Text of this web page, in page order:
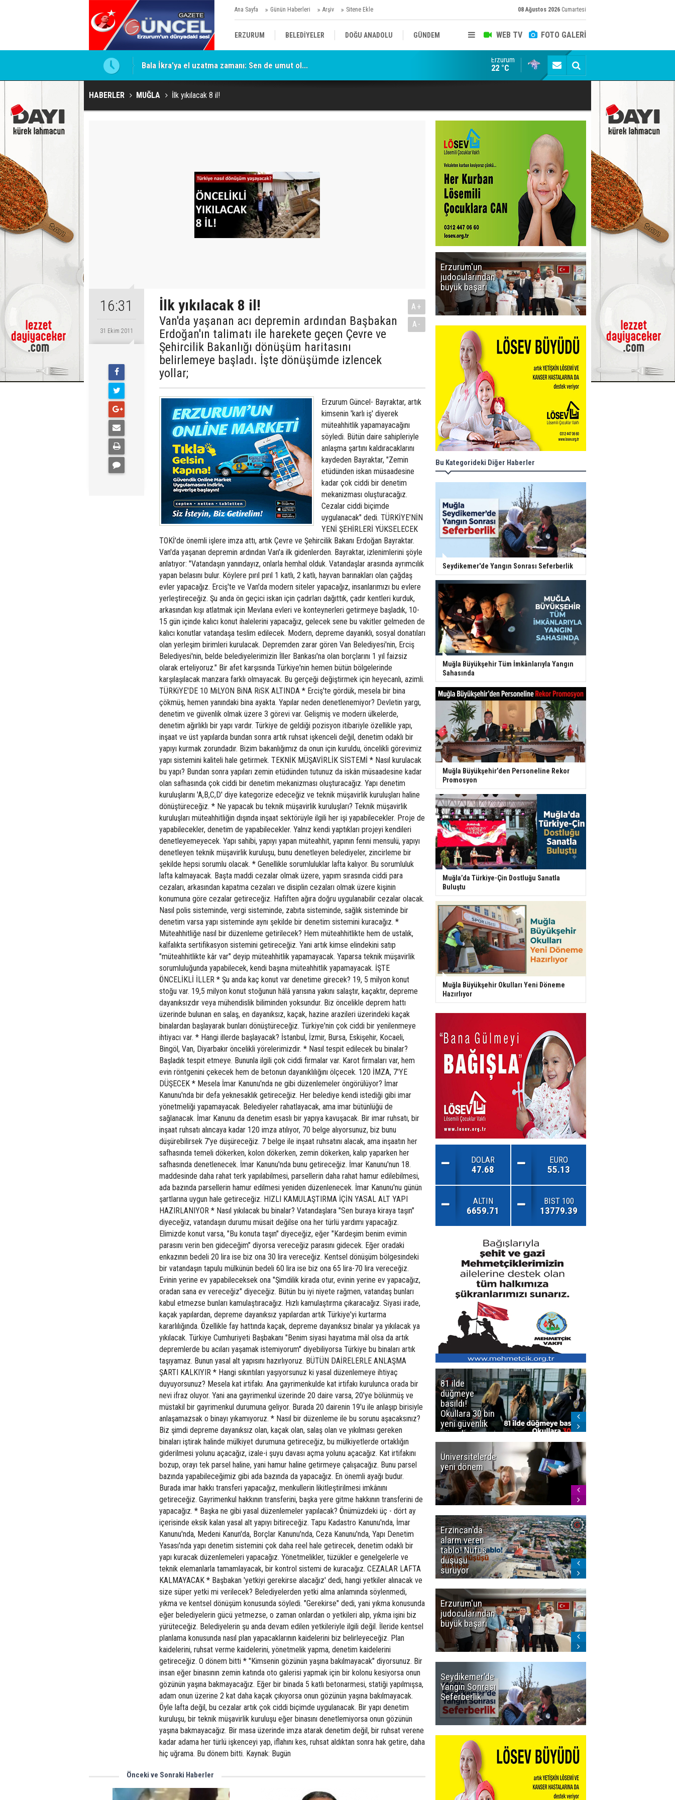
Ana Sayfa Günün Haberleri Arşiv Sitene Ekle 08 Ağustos 2026 Cumartesi
WEB TV FOTO GALERİ
ERZURUM BELEDİYELER DOĞU ANADOLU GÜNDEM
SİYASET AFAD/ SAVAŞ
Bala İkra'ya el uzatma zamanı: Sen de umut ol... ADALET BAKANI AKIN GÜRLEK'E AÇIK İHBAR!
Erzurum
22 °C
HABERLER MUĞLA İlk yıkılacak 8 il!
16:31
31 Ekim 2011
İlk yıkılacak 8 il!
Van'da yaşanan acı depremin ardından Başbakan
Erdoğan'ın talimatı ile harekete geçen Çevre ve
Şehircilik Bakanlığı dönüşüm haritasını
belirlemeye başladı. İşte dönüşümde izlencek
yollar;
A+
A-
Erzurum Güncel- Bayraktar, artık
kimsenin 'karlı iş' diyerek
müteahhitlik yapamayacağını
söyledi. Bütün daire sahipleriyle
anlaşma şartını kaldıracaklarını
kaydeden Bayraktar, "Zemin
etüdünden iskan müsaadesine
kadar çok ciddi bir denetim
mekanizması oluşturacağız.
Cezalar ciddi biçimde
uygulanacak" dedi. TÜRKİYE'NİN
YENİ ŞEHİRLERİ YÜKSELECEK
TOKİ'de önemli işlere imza attı, artık Çevre ve Şehircilik Bakanı Erdoğan Bayraktar.
Van'da yaşanan depremin ardından Van'a ilk gidenlerden. Bayraktar, izlenimlerini şöyle
anlatıyor: "Vatandaşın yanındayız, onlarla hemhal olduk. Vatandaşlar arasında ayrımcılık
yapan belasını bulur. Köylere pırıl pırıl 1 katlı, 2 katlı, hayvan barınakları olan çağdaş
evler yapacağız. Erciş'te ve Van'da modern siteler yapacağız, insanlarımızı bu evlere
yerleştireceğiz. Şu anda ön geçici iskan için çadırları dağıttık, çadır kentleri kurduk,
arkasından kışı atlatmak için Mevlana evleri ve konteynerleri getirmeye başladık, 10-
15 gün içinde kalıcı konut ihalelerini yapacağız, gelecek sene bu vakitler gelmeden de
kalıcı konutlar vatandaşa teslim edilecek. Modern, depreme dayanıklı, sosyal donatıları
olan yerleşim birimleri kurulacak. Depremden zarar gören Van Belediyesi'nin, Erciş
Belediyesi'nin, belde belediyelerimizin İller Bankası'na olan borçlarını 1 yıl faizsiz
olarak erteliyoruz." Bir afet karşısında Türkiye'nin hemen bütün bölgelerinde
karşılaşılacak manzara farklı olmayacak. Bu gerçeği değiştirmek için heyecanlı, azimli.
TÜRKiYE'DE 10 MiLYON BiNA RiSK ALTINDA * Erciş'te gördük, mesela bir bina
çökmüş, hemen yanındaki bina ayakta. Yapılar neden denetlenemiyor? Devletin yargı,
denetim ve güvenlik olmak üzere 3 görevi var. Gelişmiş ve modern ülkelerde,
denetim ağırlıklı bir yapı vardır. Türkiye de geldiği pozisyon itibariyle özellikle yapı,
inşaat ve üst yapılarda bundan sonra artık ruhsat işkenceli değil, denetim odaklı bir
yapıyı kurmak zorundadır. Bizim bakanlığımız da onun için kuruldu, öncelikli görevimiz
yapı sistemini kaliteli hale getirmek. TEKNİK MÜŞAVİRLİK SİSTEMİ * Nasıl kurulacak
bu yapı? Bundan sonra yapıları zemin etüdünden tutunuz da iskân müsaadesine kadar
olan safhasında çok ciddi bir denetim mekanizması oluşturacağız. Yapı denetim
kuruluşlarını 'A,B,C,D' diye kategorize edeceğiz ve teknik müşavirlik kuruluşları haline
dönüştüreceğiz. * Ne yapacak bu teknik müşavirlik kuruluşları? Teknik müşavirlik
kuruluşları müteahhitliğin dışında inşaat sektörüyle ilgili her işi yapabilecekler. Proje de
yapabilecekler, denetim de yapabilecekler. Yalnız kendi yaptıkları projeyi kendileri
denetleyemeyecek. Yapı sahibi, yapıyı yapan müteahhit, yapının fenni mensulü, yapıyı
denetleyen teknik müşavirlik kuruluşu, bunu denetleyen belediyeler, zincirleme bir
şekilde hepsi sorumlu olacak. * Genellikle sorumluluklar lafta kalıyor. Bu sorumluluk
lafta kalmayacak. Başta maddi cezalar olmak üzere, yapım sırasında ciddi para
cezaları, arkasından kapatma cezaları ve disiplin cezaları olmak üzere kişinin
konumuna göre cezalar getireceğiz. Hafiften ağıra doğru uygulanabilir cezalar olacak.
Nasıl polis sisteminde, vergi sisteminde, zabıta sisteminde, sağlık sisteminde bir
denetim varsa yapı sisteminde aynı şekilde bir denetim sistemini kuracağız. *
Müteahhitliğe nasıl bir düzenleme getirilecek? Hem müteahhitlikte hem de ustalık,
kalfalıkta sertifikasyon sistemini getireceğiz. Yani artık kimse elindekini satıp
"müteahhitlikte kâr var" deyip müteahhitlik yapamayacak. Yaparsa teknik müşavirlik
sorumluluğunda yapabilecek, kendi başına müteahhitlik yapamayacak. İŞTE
ÖNCELİKLİ İLLER * Şu anda kaç konut var denetime girecek? 19, 5 milyon konut
stoğu var. 19,5 milyon konut stoğunun hâlâ yarısına yakını salaştır, kaçaktır, depreme
dayanıksızdır veya mühendislik biliminden yoksundur. Biz öncelikle deprem hattı
üzerinde bulunan en salaş, en dayanıksız, kaçak, hazine arazileri üzerindeki kaçak
binalardan başlayarak bunları dönüştüreceğiz. Türkiye'nin çok ciddi bir yenilenmeye
ihtiyacı var. * Hangi illerde başlayacak? İstanbul, İzmir, Bursa, Eskişehir, Kocaeli,
Bingöl, Van, Diyarbakır öncelikli yörelerimizdir. * Nasıl tespit edilecek bu binalar?
Başladık tespit etmeye. Bununla ilgili çok ciddi firmalar var. Karot firmaları var, hem
evin röntgenini çekecek hem de betonun dayanıklılığını ölçecek. 120 İMZA, 7'YE
DÜŞECEK * Mesela İmar Kanunu'nda ne gibi düzenlemeler öngörülüyor? İmar
Kanunu'nda bir defa yeknesaklık getireceğiz. Her belediye kendi istediği gibi imar
yönetmeliği yapamayacak. Belediyeler rahatlayacak, ama imar bütünlüğü de
sağlanacak. İmar Kanunu da denetim esaslı bir yapıya kavuşacak. Bir imar ruhsatı, bir
inşaat ruhsatı alıncaya kadar 120 imza atılıyor, 70 belge alıyorsunuz, biz bunu
düşürebilirsek 7'ye düşüreceğiz. 7 belge ile inşaat ruhsatını alacak, ama inşaatın her
safhasında temeli dökerken, kolon dökerken, zemin dökerken, kalıp yaparken her
safhasında denetlenecek. İmar Kanunu'nda bunu getireceğiz. İmar Kanunu'nun 18.
maddesinde daha rahat terk yapılabilmesi, parsellerin daha rahat hamur edilebilmesi,
ada bazında parsellerin hamur edilmesi yeniden düzenlenecek. İmar Kanunu'nu günün
şartlarına uygun hale getireceğiz. HIZLI KAMULAŞTIRMA İÇİN YASAL ALT YAPI
HAZIRLANIYOR * Nasıl yıkılacak bu binalar? Vatandaşlara "Sen buraya kiraya taşın"
diyeceğiz, vatandaşın durumu müsait değilse ona her türlü yardımı yapacağız.
Elimizde konut varsa, "Bu konuta taşın" diyeceğiz, eğer "Kardeşim benim evimin
parasını verin ben gideceğim" diyorsa vereceğiz parasını gidecek. Eğer oradaki
enkazının bedeli 20 lira ise biz ona 30 lira vereceğiz. Kentsel dönüşüm bölgesindeki
bir vatandaşın tapulu mülkünün bedeli 60 lira ise biz ona 65 lira-70 lira vereceğiz.
Evinin yerine ev yapabileceksek ona "Şimdilik kirada otur, evinin yerine ev yapacağız,
oradan sana ev vereceğiz" diyeceğiz. Bütün bu iyi niyete rağmen, vatandaş bunları
kabul etmezse bunları kamulaştıracağız. Hızlı kamulaştırma çıkaracağız. Siyasi irade,
kaçak yapılardan, depreme dayanıksız yapılardan artık Türkiye'yi kurtarma
kararlılığında. Özellikle fay hattında kaçak, depreme dayanıksız binalar ya yıkılacak ya
yıkılacak. Türkiye Cumhuriyeti Başbakanı "Benim siyasi hayatıma mâl olsa da artık
depremlerde bu acıları yaşamak istemiyorum" diyebiliyorsa Türkiye bu binaları artık
taşıyamaz. Bunun yasal alt yapısını hazırlıyoruz. BÜTÜN DAİRELERLE ANLAŞMA
ŞARTI KALKIYIR * Hangi sıkıntıları yaşıyorsunuz ki yasal düzenlemeye ihtiyaç
duyuyorsunuz? Mesela kat irtifakı. Ana gayrimenkulde kat irtifakı kurulunca orada bir
nevi ifraz oluyor. Yani ana gayrimenkul üzerinde 20 daire varsa, 20'ye bölünmüş ve
müstakil bir gayrimenkul durumuna geliyor. Burada 20 dairenin 19'u ile anlaşıp birisiyle
anlaşamazsak o binayı yıkamıyoruz. * Nasıl bir düzenleme ile bu sorunu aşacaksınız?
Biz şimdi depreme dayanıksız olan, kaçak olan, salaş olan ve yıkılması gereken
binaları iştirak halinde mülkiyet durumuna getireceğiz, bu mülkiyetlerde ortaklığın
giderilmesi yolunu açacağız, izale-i şuyu davası açma yolunu açacağız. Kat irtifakını
bozup, orayı tek parsel haline, yani hamur haline getirmeye çalışacağız. Bunu parsel
bazında yapabileceğimiz gibi ada bazında da yapacağız. En önemli ayağı budur.
Burada imar hakkı transferi yapacağız, menkullerin likitleştirilmesi imkânını
getireceğiz. Gayrimenkul hakkının transferini, başka yere gitme hakkının transferini de
yapacağız. * Başka ne gibi yasal düzenlemeler yapılacak? Önümüzdeki üç - dört ay
içerisinde eksik kalan yasal alt yapıyı bitireceğiz. Tapu Kadastro Kanunu'nda, İmar
Kanunu'nda, Medeni Kanun'da, Borçlar Kanunu'nda, Ceza Kanunu'nda, Yapı Denetim
Yasası'nda yapı denetim sistemini çok daha reel hale getirecek, denetim odaklı bir
yapı kuracak düzenlemeleri yapacağız. Yönetmelikler, tüzükler e genelgelerle ve
teknik elemanlarla tamamlayacak, bir kontrol sistemi de kuracağız. CEZALAR LAFTA
KALMAYACAK * Başbakan 'yetkiyi gerekirse alacağız' dedi, hangi yetkiler alınacak ve
size süper yetki mi verilecek? Belediyelerden yetki alma anlamında söylenmedi,
yıkma ve kentsel dönüşüm konusunda söyledi. "Gerekirse" dedi, yani yıkma konusunda
eğer belediyelerin gücü yetmezse, o zaman onlardan o yetkileri alıp, yıkma işini biz
yürüteceğiz. Belediyelerin şu anda devam edilen yetkileriyle ilgili değil. İleride kentsel
planlama konusunda nasıl plan yapacaklarının kaidelerini biz belirleyeceğiz. Plan
kaidelerini, ruhsat verme kaidelerini, yönetmelik yapma, denetim kaidelerini
getireceğiz. O dönem bitti * "Kimsenin gözünün yaşına bakılmayacak" diyorsunuz. Bir
insan eğer binasının zemin katında oto galerisi yapmak için bir kolonu kesiyorsa onun
gözünün yaşına bakmayacağız. Eğer bir binada 5 katlı betonarmesi, statiği yapılmışsa,
adam onun üzerine 2 kat daha kaçak çıkıyorsa onun gözünün yaşına bakılmayacak.
Öyle lafta değil, bu cezalar artık çok ciddi biçimde uygulanacak. Bir yapı denetim
kuruluşu, bir teknik müşavirlik kuruluşu eğer binasını denetlemiyorsa onun gözünün
yaşına bakmayacağız. Bir masa üzerinde imza atarak denetim değil, bir ruhsat verene
kadar adama her türlü işkenceyi yap, iflahını kes, ruhsat aldıktan sonra hak getire, daha
hiç uğrama. Bu dönem bitti. Kaynak: Bugün
Önceki ve Sonraki Haberler
Erzurum'un
judocularından
büyük başarı
Bu Kategorideki Diğer Haberler
Seydikemer'de Yangın Sonrası Seferberlik
Muğla Büyükşehir Tüm İmkânlarıyla Yangın
Sahasında
Muğla Büyükşehir’den Personeline Rekor
Promosyon
Muğla’da Türkiye-Çin Dostluğu Sanatla
Buluştu
Muğla Büyükşehir Okulları Yeni Döneme
Hazırlıyor
DOLAR
47.68
EURO
55.13
ALTIN
6659.71
BIST 100
13779.39
81 ilde
düğmeye
basıldı!
Okullara 30 bin
yeni güvenlik
görevlisi
Üniversitelerde
yeni dönem
Erzincan'da
alarm veren
tablo! Nüfus
düşüşü
sürüyor
Erzurum'un
judocularından
büyük başarı
Seydikemer'de
Yangın Sonrası
Seferberlik